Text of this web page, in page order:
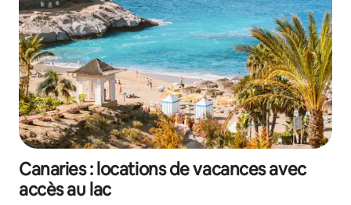
Canaries : locations de vacances avec
accès au lac